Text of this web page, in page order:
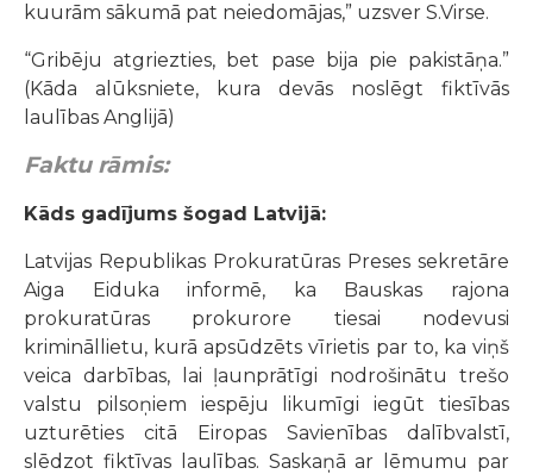
kuurām sākumā pat neiedomājas,” uzsver S.Virse.
“Gribēju atgriezties, bet pase bija pie pakistāņa.”
(Kāda alūksniete, kura devās noslēgt fiktīvās
laulības Anglijā)
Faktu rāmis:
Kāds gadījums šogad Latvijā:
Latvijas Republikas Prokuratūras Preses sekretāre
Aiga Eiduka informē, ka Bauskas rajona
prokuratūras prokurore tiesai nodevusi
krimināllietu, kurā apsūdzēts vīrietis par to, ka viņš
veica darbības, lai ļaunprātīgi nodrošinātu trešo
valstu pilsoņiem iespēju likumīgi iegūt tiesības
uzturēties citā Eiropas Savienības dalībvalstī,
slēdzot fiktīvas laulības. Saskaņā ar lēmumu par